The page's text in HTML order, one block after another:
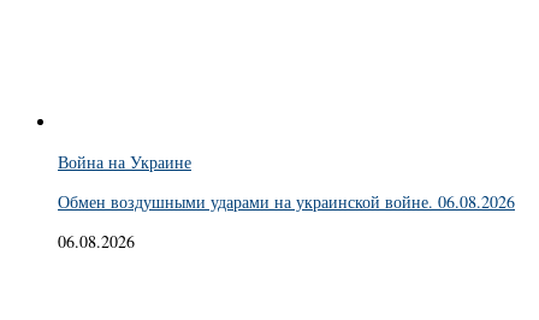
Война на Украине
Обмен воздушными ударами на украинской войне. 06.08.2026
06.08.2026